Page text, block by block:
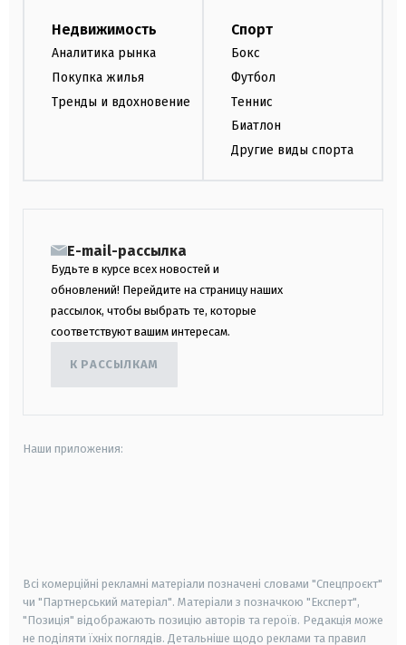
Недвижимость
Аналитика рынка
Покупка жилья
Тренды и вдохновение
Спорт
Бокс
Футбол
Теннис
Биатлон
Другие виды спорта
E-mail-рассылка
Будьте в курсе всех новостей и
обновлений! Перейдите на страницу наших
рассылок, чтобы выбрать те, которые
соответствуют вашим интересам.
К РАССЫЛКАМ
Наши приложения:
Всі комерційні рекламні матеріали позначені словами "Спецпроєкт"
чи "Партнерський матеріал". Матеріали з позначкою "Експерт",
"Позиція" відображають позицію авторів та героїв. Редакція може
не поділяти їхніх поглядів. Детальніше щодо реклами та правил